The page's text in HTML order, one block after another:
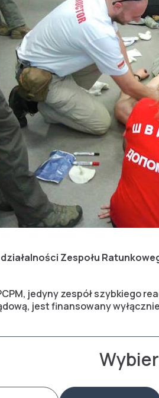
Zespołu
jedyny zespół szybkiego
jest finansowany